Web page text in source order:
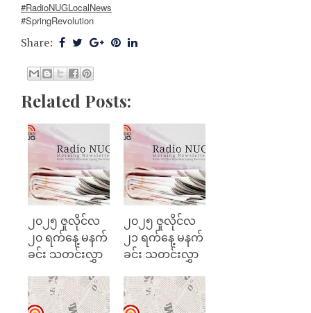
#RadioNUGLocalNews
#SpringRevolution
Share:
Related Posts:
၂၀၂၅ ဇူလိုင်လ
၂၀ ရက်နေ့ မနက်
ခင်း သတင်းလွှာ
၂၀၂၅ ဇူလိုင်လ
၂၁ ရက်နေ့ မနက်
ခင်း သတင်းလွှာ